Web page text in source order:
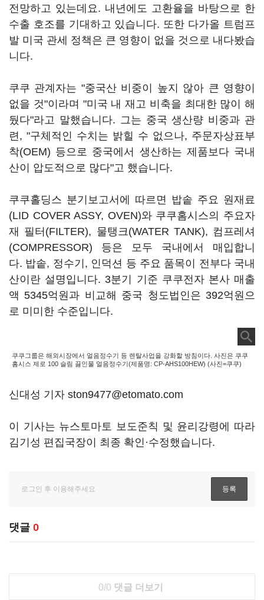
전망하고 있는데요. 내년에도 고환율을 바탕으로 한
수출 호조를 기대하고 있습니다. 또한 다가올 트럼프
발 미국 관세 정책은 큰 영향이 없을 것으로 내다봤습
니다.
쿠쿠 관계자는 "중국산 비중이 높지 않아 큰 영향이
없을 것"이라며 "미국 내 재고 비축을 최대한 많이 해
뒀다"라고 말했습니다. 그는 중국 생산량 비중과 관
련, "구체적인 수치는 밝힐 수 없으나, 주문자상표부
착(OEM) 등으로 중국에서 생산하는 제품보다 국내
산이 압도적으로 많다"고 했습니다.
쿠쿠홀딩스 분기보고서에 따르면 밥솥 주요 원재료
(LID COVER ASSY, OVEN)와 쿠쿠홈시스의 주요자
재 필터(FILTER), 물탱크(WATER TANK), 컴프레셔
(COMPRESSOR) 등은 모두 국내에서 매입합니
다. 밥솥, 정수기, 인덕션 등 주요 품목이 전부다 국내
산이란 설명입니다. 3분기 기준 쿠쿠전자 본사 매출
액 5345억원과 비교해 중국 청도법인은 392억원으
로 미미한 수준입니다.
쿠쿠그룹은 해외시장에서 얼음정수기 등 렌탈사업을 강화할 방침이다. 사진은 쿠쿠
홈시스 제로 100 슬림 끓인물 얼음정수기(제품명: CP-AHS100HEW) (사진=쿠쿠)
신대성 기자 ston9477@etomato.com
이 기사는 뉴스토마토 보도준칙 및 윤리강령에 따라
김기성 편집국장이 최종 확인·수정했습니다.
댓글 0
0/0 댓글 더보기